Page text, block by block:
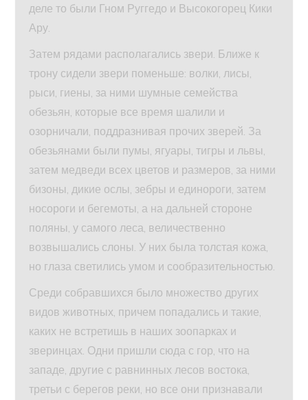
деле то были Гном Руггедо и Высокогорец Кики
Ару.
Затем рядами располагались звери. Ближе к
трону сидели звери поменьше: волки, лисы,
рыси, гиены, за ними шумные семейства
обезьян, которые все время шалили и
озорничали, поддразнивая прочих зверей. За
обезьянами были пумы, ягуары, тигры и львы,
затем медведи всех цветов и размеров, за ними
бизоны, дикие ослы, зебры и единороги, затем
носороги и бегемоты, а на дальней стороне
поляны, у самого леса, величественно
возвышались слоны. У них была толстая кожа,
но глаза светились умом и сообразительностью.
Среди собравшихся было множество других
видов животных, причем попадались и такие,
каких не встретишь в наших зоопарках и
зверинцах. Одни пришли сюда с гор, что на
западе, другие с равнинных лесов востока,
третьи с берегов реки, но все они признавали